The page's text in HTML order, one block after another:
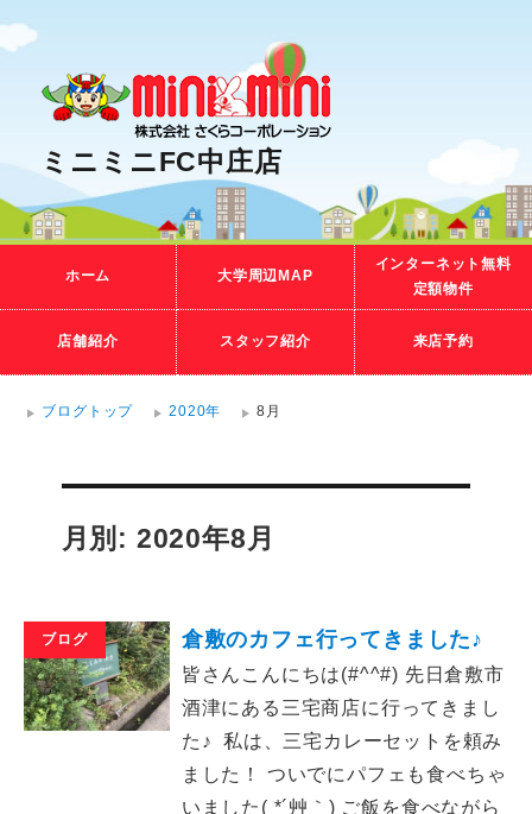
ミニミニFC中庄店
ホーム 大学周辺MAP
インターネット無料
定額物件
店舗紹介 スタッフ紹介 来店予約
ブログトップ 2020年 8月
月別: 2020年8月
ブログ 倉敷のカフェ行ってきました♪
皆さんこんにちは(#^^#) 先日倉敷市
酒津にある三宅商店に行ってきまし
た♪ 私は、三宅カレーセットを頼み
ました！ ついでにパフェも食べちゃ
いました( *´艸｀) ご飯を食べながら